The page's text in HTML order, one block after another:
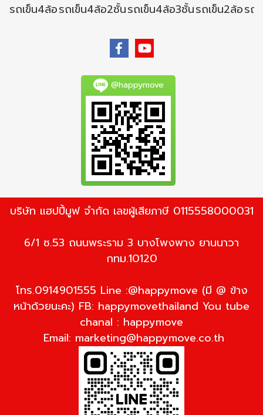
รถเข็น4ล้อรถเข็น4ล้อ2ชั้นรถเข็น4ล้อ3ชั้นรถเข็น2ล้อรถ
@happymove
บริษัท แฮปปี้มูฟ จำกัด เลขผู้เสียภาษี 0115558000031
6/1 ซ.53 ถนนพระราม 3 บางโพงพาง ยานนาวา
กทม.10120
โทร.0914901555 Line :@happymove (มี @ ข้าง
หน้าด้วยนะคะ) FB: happymovethailand You tube
chanal : happymove
Email: marketing@happymove.co.th